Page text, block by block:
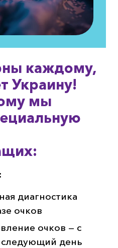
каждому,
Украину!
мы
диагностика
очков
очков — с
день